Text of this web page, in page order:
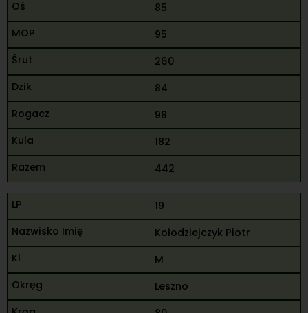
85
95
260
84
98
182
442
19
Kołodziejczyk Piotr
M
Leszno